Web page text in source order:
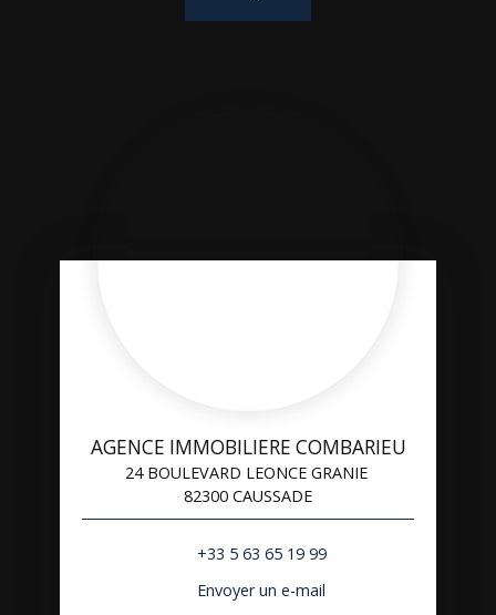
AGENCE IMMOBILIERE COMBARIEU
24 BOULEVARD LEONCE GRANIE
82300 CAUSSADE
+33 5 63 65 19 99
Envoyer un e-mail